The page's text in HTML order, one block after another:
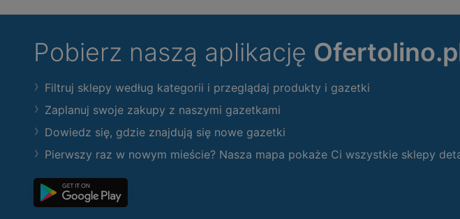
Pobierz naszą aplikację
Filtruj sklepy według kategorii i przeglądaj produkty i gazetki
Zaplanuj swoje zakupy z naszymi gazetkami
Dowiedz się, gdzie znajdują się nowe gazetki
Pierwszy raz w nowym mieście? Nasza mapa pokaże Ci wszystkie sklepy